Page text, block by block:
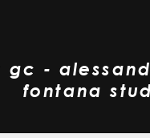
gc -
fontana